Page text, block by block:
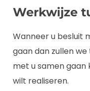
Werkwijze
Wanneer u besluit
gaan dan zullen
met u samen gaan
wilt realiseren.